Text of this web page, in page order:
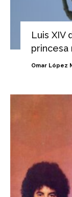
Luis XIV
princesa
Omar López